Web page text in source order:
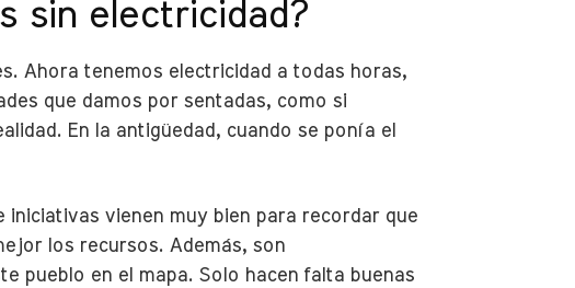
sin electricidad?
Ahora tenemos electricidad a todas horas,
que damos por sentadas, como si
En la antigüedad, cuando se ponía el
vienen muy bien para recordar que
los recursos. Además, son
pueblo en el mapa. Solo hacen falta buenas